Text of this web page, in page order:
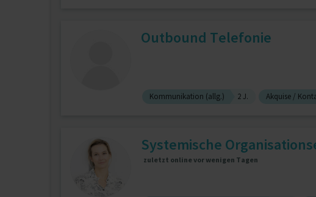
Outbound Telefonie
Kommunikation (allg.) 2 J. Akquise /
Systemische
zuletzt online vor wenigen Tagen